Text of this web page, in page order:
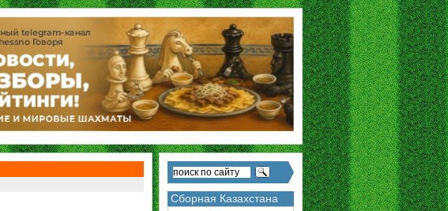
Сборная Казахстана